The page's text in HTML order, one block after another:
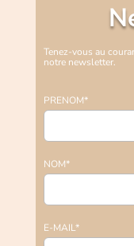
Tenez-vous au
notre newsletter.
PRENOM*
NOM*
E-MAIL*